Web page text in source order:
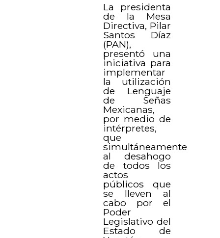
La presidenta
de la Mesa
Directiva, Pilar
Santos Díaz
(PAN),
presentó una
iniciativa para
implementar
la utilización
de Lenguaje
de Señas
Mexicanas,
por medio de
intérpretes,
que
simultáneamente
al desahogo
de todos los
actos
públicos que
se lleven al
cabo por el
Poder
Legislativo del
Estado de